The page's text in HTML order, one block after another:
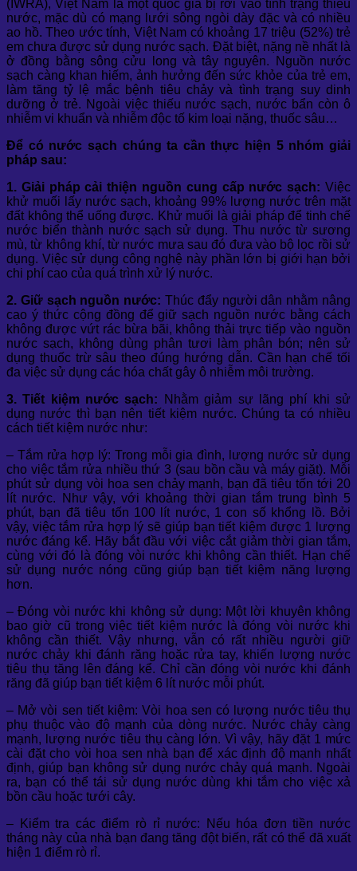
(IWRA), Việt Nam là một quốc gia bị rơi vào tình trạng thiếu
nước, mặc dù có mạng lưới sông ngòi dày đặc và có nhiều
ao hồ. Theo ước tính, Việt Nam có khoảng 17 triệu (52%) trẻ
em chưa được sử dụng nước sạch. Đặt biệt, nặng nề nhất là
ở đồng bằng sông cửu long và tây nguyên. Nguồn nước
sạch càng khan hiếm, ảnh hưởng đến sức khỏe của trẻ em,
làm tăng tỷ lệ mắc bệnh tiêu chảy và tình trạng suy dinh
dưỡng ở trẻ. Ngoài việc thiếu nước sạch, nước bẩn còn ô
nhiễm vi khuẩn và nhiễm độc tố kim loại nặng, thuốc sâu…
Để có nước sạch chúng ta cần thực hiện 5 nhóm giải
pháp sau:
1. Giải pháp cải thiện nguồn cung cấp nước sạch: Việc
khử muối lấy nước sạch, khoảng 99% lượng nước trên mặt
đất không thể uống được. Khử muối là giải pháp để tinh chế
nước biển thành nước sạch sử dụng. Thu nước từ sương
mù, từ không khí, từ nước mưa sau đó đưa vào bộ lọc rồi sử
dụng. Việc sử dụng công nghệ này phần lớn bị giới hạn bởi
chi phí cao của quá trình xử lý nước.
2. Giữ sạch nguồn nước: Thúc đẩy người dân nhằm nâng
cao ý thức cộng đồng để giữ sạch nguồn nước bằng cách
không được vứt rác bừa bãi, không thải trực tiếp vào nguồn
nước sạch, không dùng phân tươi làm phân bón; nên sử
dụng thuốc trừ sâu theo đúng hướng dẫn. Cần hạn chế tối
đa việc sử dụng các hóa chất gây ô nhiễm môi trường.
3. Tiết kiệm nước sạch: Nhằm giảm sự lãng phí khi sử
dụng nước thì bạn nên tiết kiệm nước. Chúng ta có nhiều
cách tiết kiệm nước như:
– Tắm rửa hợp lý: Trong mỗi gia đình, lượng nước sử dụng
cho việc tắm rửa nhiều thứ 3 (sau bồn cầu và máy giặt). Mỗi
phút sử dụng vòi hoa sen chảy mạnh, bạn đã tiêu tốn tới 20
lít nước. Như vậy, với khoảng thời gian tắm trung bình 5
phút, bạn đã tiêu tốn 100 lít nước, 1 con số khổng lồ. Bởi
vậy, việc tắm rửa hợp lý sẽ giúp bạn tiết kiệm được 1 lượng
nước đáng kể. Hãy bắt đầu với việc cắt giảm thời gian tắm,
cùng với đó là đóng vòi nước khi không cần thiết. Hạn chế
sử dụng nước nóng cũng giúp bạn tiết kiệm năng lượng
hơn.
– Đóng vòi nước khi không sử dụng: Một lời khuyên không
bao giờ cũ trong việc tiết kiệm nước là đóng vòi nước khi
không cần thiết. Vậy nhưng, vẫn có rất nhiều người giữ
nước chảy khi đánh răng hoặc rửa tay, khiến lượng nước
tiêu thụ tăng lên đáng kể. Chỉ cần đóng vòi nước khi đánh
răng đã giúp bạn tiết kiệm 6 lít nước mỗi phút.
– Mở vòi sen tiết kiệm: Vòi hoa sen có lượng nước tiêu thụ
phụ thuộc vào độ mạnh của dòng nước. Nước chảy càng
mạnh, lượng nước tiêu thụ càng lớn. Vì vậy, hãy đặt 1 mức
cài đặt cho vòi hoa sen nhà bạn để xác định độ mạnh nhất
định, giúp bạn không sử dụng nước chảy quá mạnh. Ngoài
ra, bạn có thể tái sử dụng nước dùng khi tắm cho việc xả
bồn cầu hoặc tưới cây.
– Kiểm tra các điểm rò rỉ nước: Nếu hóa đơn tiền nước
tháng này của nhà bạn đang tăng đột biến, rất có thể đã xuất
hiện 1 điểm rò rỉ.